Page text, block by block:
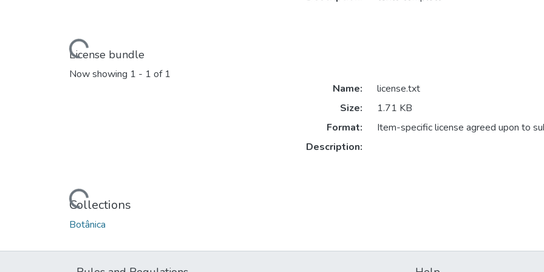
Loading...
License bundle
Now showing 1 - 1 of 1
Loading...
Name:
license.txt
Size:
1.71 KB
Format:
Item-specific license agreed upon to
Description:
Collections
Botânica